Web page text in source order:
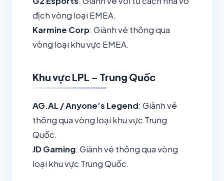
địch vòng loại EMEA.
Karmine Corp: Giành vé thông qua
vòng loại khu vực EMEA.
Khu vực LPL – Trung Quốc
AG.AL / Anyone’s Legend: Giành vé
thông qua vòng loại khu vực Trung
Quốc.
JD Gaming: Giành vé thông qua vòng
loại khu vực Trung Quốc.